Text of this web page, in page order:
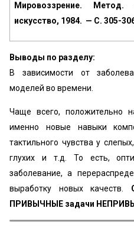
Мировоззрение.
искусство, 1984. — С. 305-
Выводы по разделу:
В зависимости от
моделей во времени.
Чаще всего, положительно
именно новые навыки
тактильного чувства у
глухих и т.д. То есть,
заболевание, а
выработку новых качеств.
ПРИВЫЧНЫЕ задачи